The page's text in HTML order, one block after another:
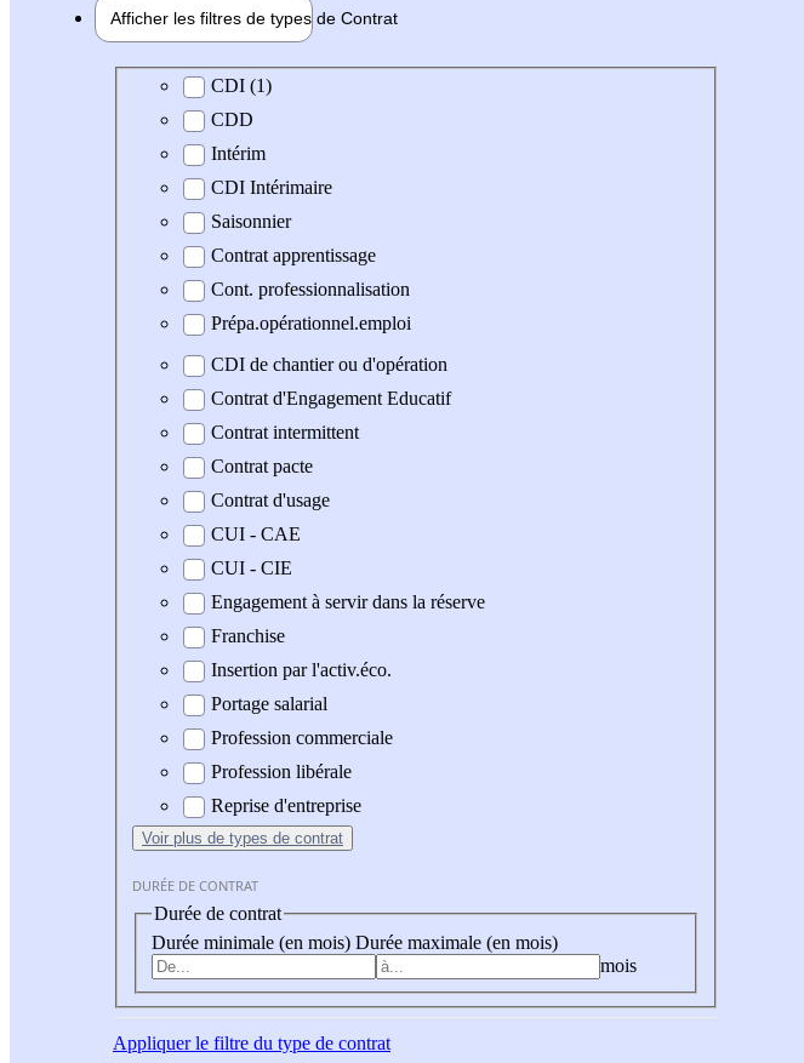
Afficher les filtres de types de Contrat
Type de contrat
CDI (1)
CDD
Intérim
CDI Intérimaire
Saisonnier
Contrat apprentissage
Cont. professionnalisation
Prépa.opérationnel.emploi
CDI de chantier ou d'opération
Contrat d'Engagement Educatif
Contrat intermittent
Contrat pacte
Contrat d'usage
CUI - CAE
CUI - CIE
Engagement à servir dans la réserve
Franchise
Insertion par l'activ.éco.
Portage salarial
Profession commerciale
Profession libérale
Reprise d'entreprise
Voir plus de types de contrat
DURÉE DE CONTRAT
Durée de contrat
Durée minimale (en mois) Durée maximale (en mois)
mois
Appliquerle filtre du type de contrat